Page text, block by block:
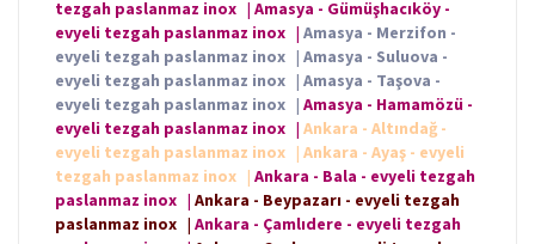
tezgah paslanmaz inox | Amasya - Gümüşhacıköy -
evyeli tezgah paslanmaz inox | Amasya - Merzifon -
evyeli tezgah paslanmaz inox | Amasya - Suluova -
evyeli tezgah paslanmaz inox | Amasya - Taşova -
evyeli tezgah paslanmaz inox | Amasya - Hamamözü -
evyeli tezgah paslanmaz inox | Ankara - Altındağ -
evyeli tezgah paslanmaz inox | Ankara - Ayaş - evyeli
tezgah paslanmaz inox | Ankara - Bala - evyeli tezgah
paslanmaz inox | Ankara - Beypazarı - evyeli tezgah
paslanmaz inox | Ankara - Çamlıdere - evyeli tezgah